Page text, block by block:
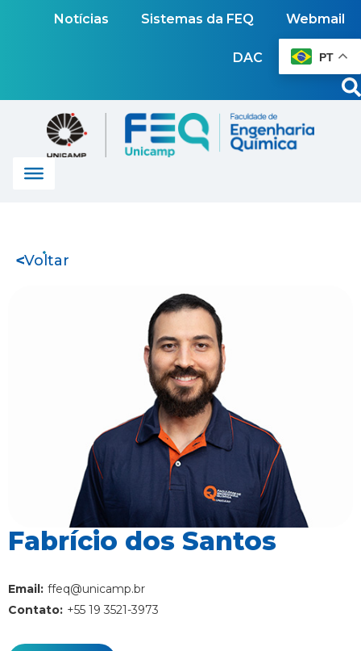
Notícias Sistemas da FEQ Webmail
DAC PT
Voltar
Fabrício dos Santos
Email: ffeq@unicamp.br
Contato: +55 19 3521-3973